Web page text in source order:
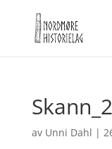
av Unni Dahl |